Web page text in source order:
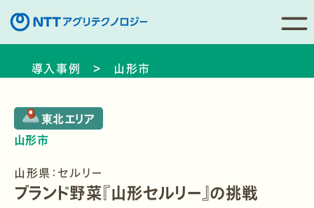
導入事例 ＞ 山形市
東北エリア
山形市
山形県：セルリー
ブランド野菜『山形セルリー』の挑戦